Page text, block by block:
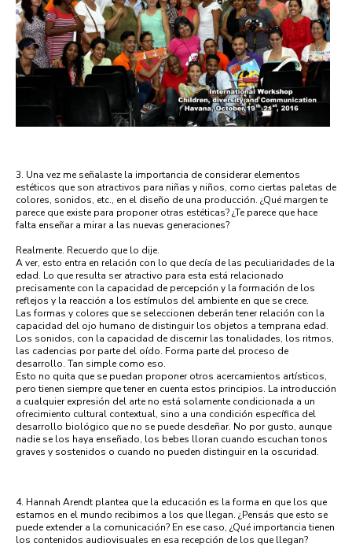
3. Una vez me señalaste la importancia de considerar elementos
estéticos que son atractivos para niñas y niños, como ciertas paletas de
colores, sonidos, etc., en el diseño de una producción. ¿Qué margen te
parece que existe para proponer otras estéticas? ¿Te parece que hace
falta enseñar a mirar a las nuevas generaciones?
Realmente. Recuerdo que lo dije.
A ver, esto entra en relación con lo que decía de las peculiaridades de la
edad. Lo que resulta ser atractivo para esta está relacionado
precisamente con la capacidad de percepción y la formación de los
reflejos y la reacción a los estímulos del ambiente en que se crece.
Las formas y colores que se seleccionen deberán tener relación con la
capacidad del ojo humano de distinguir los objetos a temprana edad.
Los sonidos, con la capacidad de discernir las tonalidades, los ritmos,
las cadencias por parte del oído. Forma parte del proceso de
desarrollo. Tan simple como eso.
Esto no quita que se puedan proponer otros acercamientos artísticos,
pero tienen siempre que tener en cuenta estos principios. La introducción
a cualquier expresión del arte no está solamente condicionada a un
ofrecimiento cultural contextual, sino a una condición específica del
desarrollo biológico que no se puede desdeñar. No por gusto, aunque
nadie se los haya enseñado, los bebes lloran cuando escuchan tonos
graves y sostenidos o cuando no pueden distinguir en la oscuridad.
4. Hannah Arendt plantea que la educación es la forma en que los que
estamos en el mundo recibimos a los que llegan. ¿Pensás que esto se
puede extender a la comunicación? En ese caso, ¿Qué importancia tienen
los contenidos audiovisuales en esa recepción de los que llegan?